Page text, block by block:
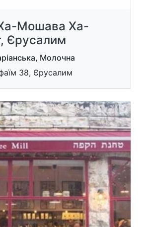
Мошава Ха-
Єрусалим
Молочна
38, Єрусалим